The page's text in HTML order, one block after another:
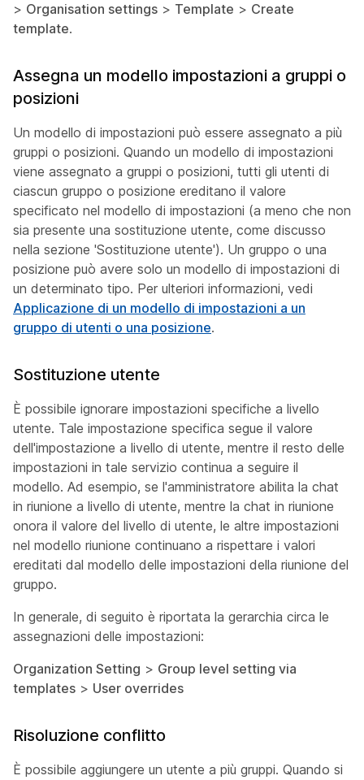
> Organisation settings > Template > Create
template.
Assegna un modello impostazioni a gruppi o
posizioni
Un modello di impostazioni può essere assegnato a più
gruppi o posizioni. Quando un modello di impostazioni
viene assegnato a gruppi o posizioni, tutti gli utenti di
ciascun gruppo o posizione ereditano il valore
specificato nel modello di impostazioni (a meno che non
sia presente una sostituzione utente, come discusso
nella sezione 'Sostituzione utente'). Un gruppo o una
posizione può avere solo un modello di impostazioni di
un determinato tipo. Per ulteriori informazioni, vedi
Applicazione di un modello di impostazioni a un
gruppo di utenti o una posizione.
Sostituzione utente
È possibile ignorare impostazioni specifiche a livello
utente. Tale impostazione specifica segue il valore
dell'impostazione a livello di utente, mentre il resto delle
impostazioni in tale servizio continua a seguire il
modello. Ad esempio, se l'amministratore abilita la chat
in riunione a livello di utente, mentre la chat in riunione
onora il valore del livello di utente, le altre impostazioni
nel modello riunione continuano a rispettare i valori
ereditati dal modello delle impostazioni della riunione del
gruppo.
In generale, di seguito è riportata la gerarchia circa le
assegnazioni delle impostazioni:
Organization Setting > Group level setting via
templates > User overrides
Risoluzione conflitto
È possibile aggiungere un utente a più gruppi. Quando si